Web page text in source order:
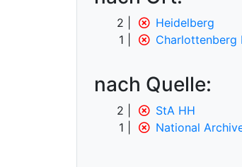
2
Heidelberg
1
Charlottenberg
nach Quelle:
2
StA HH
1
National